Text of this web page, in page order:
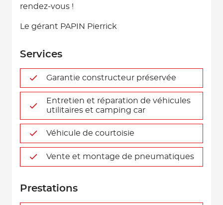
rendez-vous !
Le gérant PAPIN Pierrick
Services
Garantie constructeur préservée
Entretien et réparation de véhicules
utilitaires et camping car
Véhicule de courtoisie
Vente et montage de pneumatiques
Prestations